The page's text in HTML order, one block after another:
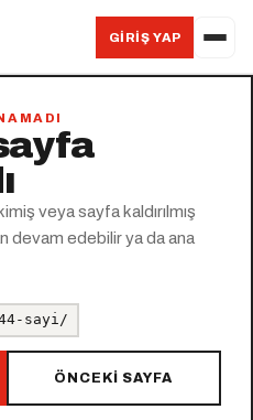
GIRIŞ YAP
veya sayfa kaldırılmış
devam edebilir ya da ana
sayi/
ÖNCEKI SAYFA